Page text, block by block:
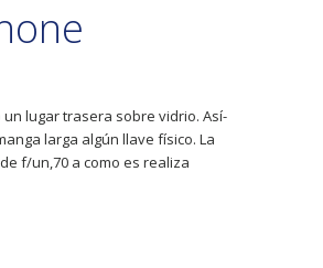
lugar trasera sobre vidrio. Así­
larga algún llave físico. La
f/un,70 a como es realiza